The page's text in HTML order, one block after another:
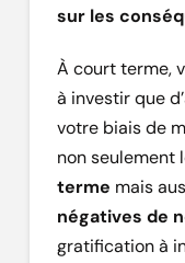
sur les
À court terme,
à investir que
votre biais de
non seulement
terme mais
négatives de
gratification à